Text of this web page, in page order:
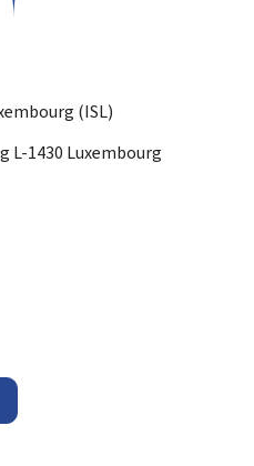
(ISL)
L-1430 Luxembourg